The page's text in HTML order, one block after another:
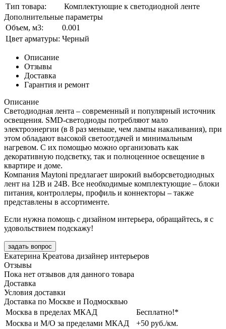
Тип товара:
Комплектующие к светодиодной ленте
Дополнительные параметры
Объем, м3:
0.001
Цвет арматуры: Черный
Описание
Отзывы
Доставка
Гарантия и ремонт
Описание
Светодиодная лента – современный и популярный источник
освещения. SMD-светодиоды потребляют мало
электроэнергии (в 8 раз меньше, чем лампы накаливания), при
этом обладают высокой светоотдачей и минимальным
нагревом. С их помощью можно организовать как
декоративную подсветку, так и полноценное освещение в
квартире и доме.
Компания Maytoni предлагает широкий выборсветодиодных
лент на 12В и 24В. Все необходимые комплектующие – блоки
питания, контроллеры, профиль и коннекторы – также
представлены в ассортименте.
Если нужна помощь с дизайном интерьера, обращайтесь, я с
удовольствием подскажу!
задать вопрос
Екатерина Креатова дизайнер интерьеров
Отзывы
Пока нет отзывов для данного товара
Доставка
Условия доставки
Доставка по Москве и Подмосквью
Москва в пределах МКАД
Бесплатно!*
Москва и М/О за пределами МКАД
+50 руб./км.